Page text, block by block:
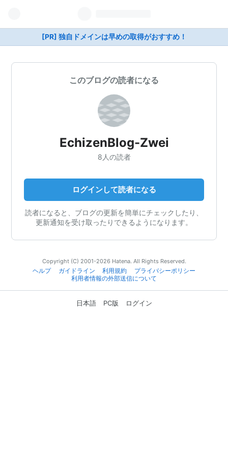
[PR] 独自ドメインは早めの取得がおすすめ！
このブログの読者になる
EchizenBlog-Zwei
8人の読者
ログインして読者になる
読者になると、ブログの更新を簡単にチェックしたり、
更新通知を受け取ったりできるようになります。
Copyright (C) 2001-2026 Hatena. All Rights Reserved.
ヘルプ
ガイドライン 利用規約
プライバシーポリシー
利用者情報の外部送信について
日本語 PC版 ログイン